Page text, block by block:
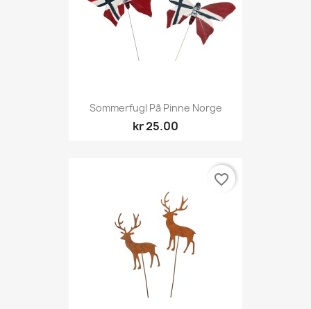
Sommerfugl På Pinne Norge
kr 25.00
favorite_border